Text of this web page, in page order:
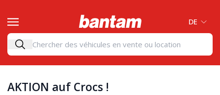
DE
AKTION auf Crocs !